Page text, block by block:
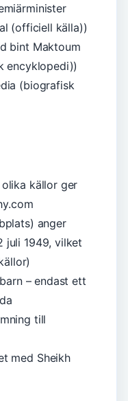
(officiell källa))
bint Maktoum
encyklopedi))
(biografisk
källor ger
anger
juli 1949, vilket
– endast ett
till
med Sheikh